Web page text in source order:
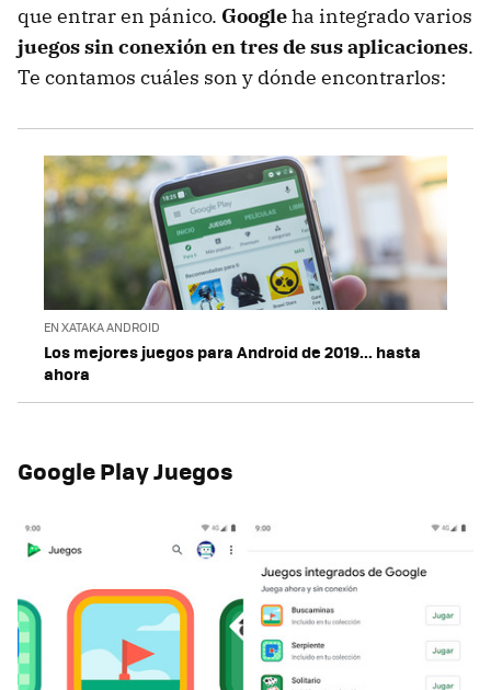
que entrar en pánico. Googleha integrado varios
juegos sin conexión en tres de sus aplicaciones.
Te contamos cuáles son y dónde encontrarlos:
EN XATAKA ANDROID
Los mejores juegos para Android de 2019... hasta
ahora
Google Play Juegos